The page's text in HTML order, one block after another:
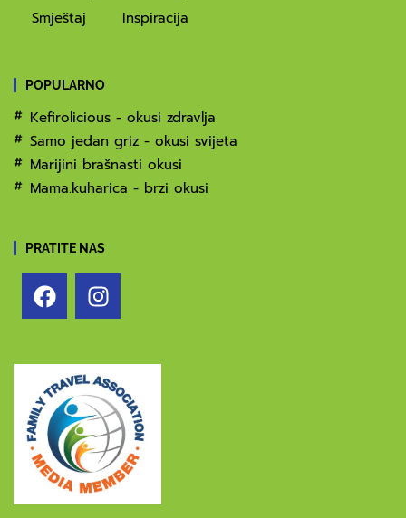
Smještaj
Inspiracija
POPULARNO
Kefirolicious - okusi zdravlja
Samo jedan griz - okusi svijeta
Marijini brašnasti okusi
Mama.kuharica - brzi okusi
PRATITE NAS